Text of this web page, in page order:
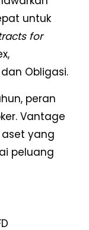
untuk
for
dan Obligasi.
peran
Vantage
yang
peluang